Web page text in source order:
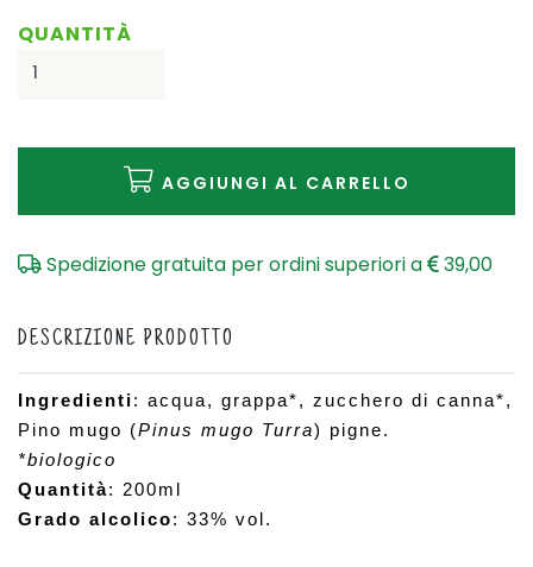
QUANTITÀ
AGGIUNGI AL CARRELLO
Spedizione gratuita per ordini superiori a 39,00
DESCRIZIONE PRODOTTO
Ingredienti: acqua, grappa*, zucchero di canna*,
Pino mugo (Pinus mugo Turra) pigne.
*biologico
Quantità: 200ml
Grado alcolico: 33% vol.